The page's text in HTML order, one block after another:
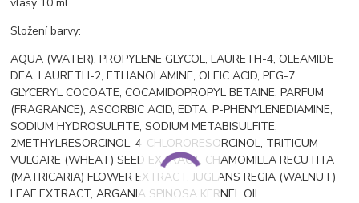
Složení barvy:
AQUA (WATER), PROPYLENE GLYCOL, LAURETH-4, OLEAMIDE
DEA, LAURETH-2, ETHANOLAMINE, OLEIC ACID, PEG-7
GLYCERYL COCOATE, COCAMIDOPROPYL BETAINE, PARFUM
(FRAGRANCE), ASCORBIC ACID, EDTA, P-PHENYLENEDIAMINE,
SODIUM HYDROSULFITE, SODIUM METABISULFITE,
2METHYLRESORCINOL, 4-CHLORORESORCINOL, TRITICUM
VULGARE (WHEAT) SEED EXTRACT, CHAMOMILLA RECUTITA
(MATRICARIA) FLOWER EXTRACT, JUGLANS REGIA (WALNUT)
LEAF EXTRACT, ARGANIA SPINOSA KERNEL OIL.